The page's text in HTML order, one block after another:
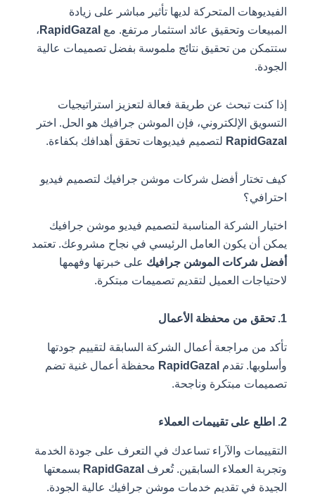
الفيديوهات المتحركة لديها تأثير مباشر على زيادة
المبيعات وتحقيق عائد استثمار مرتفع. معRapidGazal،
ستتمكن من تحقيق نتائج ملموسة بفضل تصميمات عالية
الجودة.
إذا كنت تبحث عن طريقة فعالة لتعزيز استراتيجيات
التسويق الإلكتروني، فإن الموشن جرافيك هو الحل. اختر
RapidGazalلتصميم فيديوهات تحقق أهدافك بكفاءة.
كيف تختار أفضل شركات موشن جرافيك لتصميم فيديو
احترافي؟
اختيار الشركة المناسبة لتصميم فيديو موشن جرافيك
يمكن أن يكون العامل الرئيسي في نجاح مشروعك. تعتمد
أفضل شركات الموشن جرافيكعلى خبرتها وفهمها
لاحتياجات العميل لتقديم تصميمات مبتكرة.
تأكد من مراجعة أعمال الشركة السابقة لتقييم جودتها
وأسلوبها. تقدمRapidGazalمحفظة أعمال غنية تضم
تصميمات مبتكرة وناجحة.
التقييمات والآراء تساعدك في التعرف على جودة الخدمة
وتجربة العملاء السابقين. تُعرفRapidGazalبسمعتها
الجيدة في تقديم خدمات موشن جرافيك عالية الجودة.